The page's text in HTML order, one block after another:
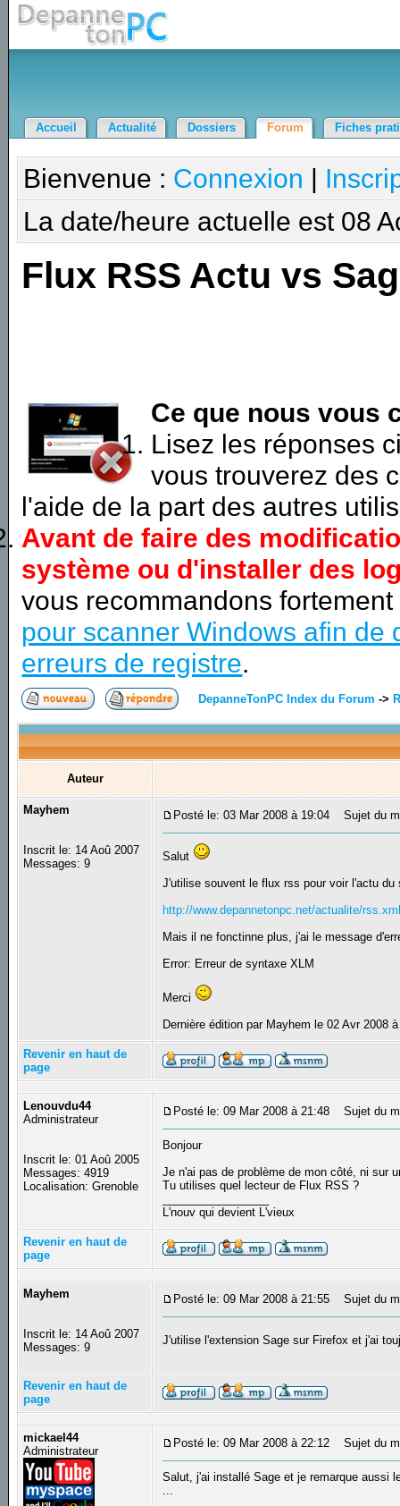
Accueil Actualité Dossiers Forum Fiches
Bienvenue : Connexion |
La date/heure actuelle est 08
Flux RSS Actu vs
Ce que nous vous
Lisez les réponses
vous trouverez des
l'aide de la part des autres
Avant de faire des
système ou d'installer des
vous recommandons
pour scanner Windows afin de
erreurs de registre.
DepanneTonPC Index du Forum ->
Auteur
Mayhem
Inscrit le: 14 Aoû 2007
Messages: 9
Posté le: 03 Mar 2008 à 19:04 Sujet du
Salut
J'utilise souvent le flux rss pour voir l'actu du
http://www.depannetonpc.net/actualite/
Mais il ne fonctinne plus, j'ai le message
Error: Erreur de syntaxe XLM
Merci
Dernière édition par Mayhem le 02 Avr 2008
Revenir en haut de
page
Lenouvdu44
Administrateur
Inscrit le: 01 Aoû 2005
Messages: 4919
Localisation: Grenoble
Posté le: 09 Mar 2008 à 21:48 Sujet du
Bonjour
Je n'ai pas de problème de mon côté, ni sur
Tu utilises quel lecteur de Flux RSS ?
L'nouv qui devient L'vieux
Revenir en haut de
page
Mayhem
Inscrit le: 14 Aoû 2007
Messages: 9
Posté le: 09 Mar 2008 à 21:55 Sujet du
J'utilise l'extension Sage sur Firefox et j'ai
Revenir en haut de
page
mickael44
Administrateur
Posté le: 09 Mar 2008 à 22:12 Sujet du
Salut, j'ai installé Sage et je remarque aussi
...